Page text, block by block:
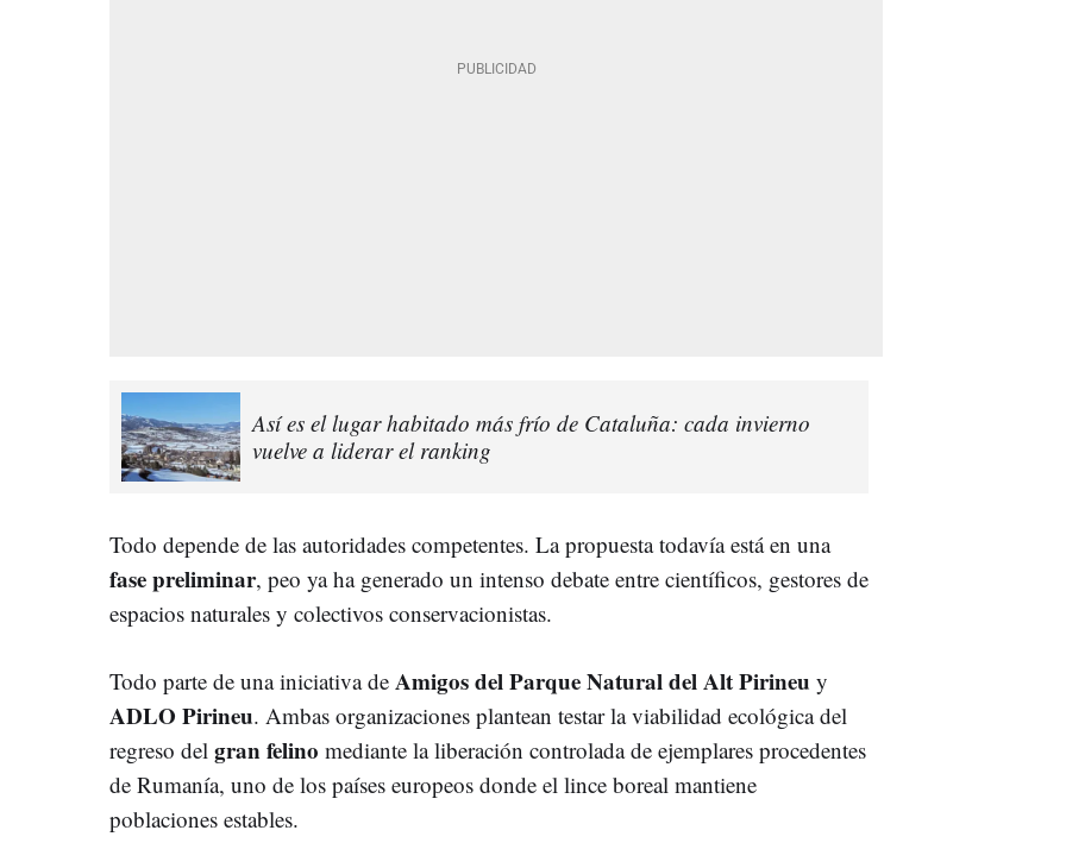
Así es el lugar habitado más frío de Cataluña: cada invierno
vuelve a liderar el ranking
Todo depende de las autoridades competentes. La propuesta todavía está en una
fase preliminar, peo ya ha generado un intenso debate entre científicos, gestores de
espacios naturales y colectivos conservacionistas.
Todo parte de una iniciativa de Amigos del Parque Natural del Alt Pirineu y
ADLO Pirineu. Ambas organizaciones plantean testar la viabilidad ecológica del
regreso del gran felino mediante la liberación controlada de ejemplares procedentes
de Rumanía, uno de los países europeos donde el lince boreal mantiene
poblaciones estables.